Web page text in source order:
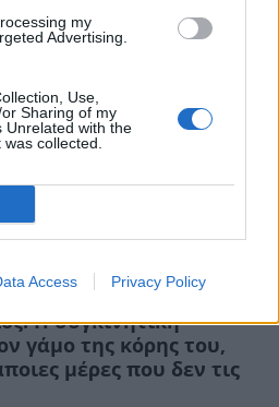
my
Advertising.
Use,
Sharing of my
Unrelated with the
collected.
Access Privacy Policy
Η συγκινητική
γάμο της κόρης του,
μέρες που δεν τις